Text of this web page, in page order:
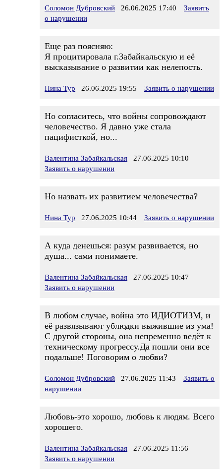
Соломон Дубровский 26.06.2025 17:40
Заявить
о нарушении
Еще раз поясняю:
Я процитировала г.Забайкальскую и её
высказывание о развитии как нелепость.
Нина Тур 26.06.2025 19:55 Заявить о нарушении
Но согласитесь, что войны сопровождают
человечество. Я давно уже стала
пацифисткой, но...
Валентина Забайкальская 27.06.2025 10:10
Заявить о нарушении
Но назвать их развитием человечества?
Нина Тур 27.06.2025 10:44 Заявить о нарушении
А куда денешься: разум развивается, но
душа... сами понимаете.
Валентина Забайкальская 27.06.2025 10:47
Заявить о нарушении
В любом случае, война это ИДИОТИЗМ, и
её развязывают ублюдки выжившие из ума!
С другой стороны, она непременно ведёт к
техническому прогрессу.Да пошли они все
подальше! Поговорим о любви?
Соломон Дубровский 27.06.2025 11:43
Заявить о
нарушении
Любовь-это хорошо, любовь к людям. Всего
хорошего.
Валентина Забайкальская 27.06.2025 11:56
Заявить о нарушении